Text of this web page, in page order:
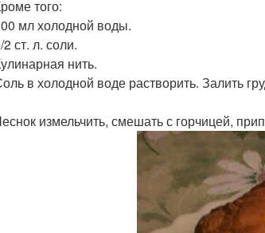
того:
мл холодной воды.
2 ст. л. соли.
нить.
в холодной воде растворить. Залить
измельчить, смешать с горчицей,